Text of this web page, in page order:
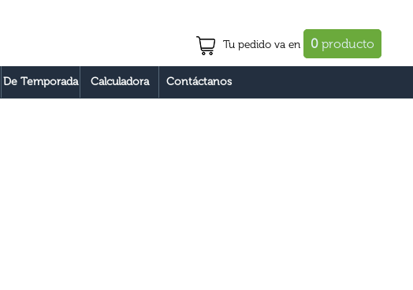
Tu pedido va en 0 producto
De Temporada Calculadora Contáctanos